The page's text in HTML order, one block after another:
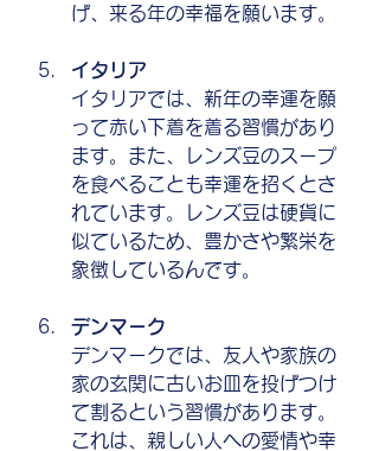
げ、来る年の幸福を願います。
イタリア
イタリアでは、新年の幸運を願
って赤い下着を着る習慣があり
ます。また、レンズ豆のスープ
を食べることも幸運を招くとさ
れています。レンズ豆は硬貨に
似ているため、豊かさや繁栄を
象徴しているんです。
デンマーク
デンマークでは、友人や家族の
家の玄関に古いお皿を投げつけ
て割るという習慣があります。
これは、親しい人への愛情や幸